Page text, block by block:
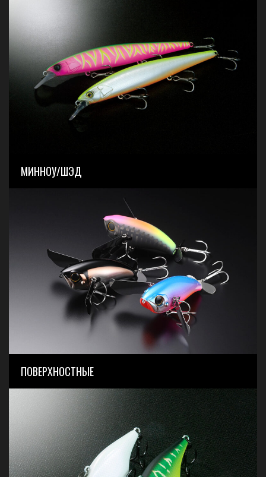
МИННОУ/ШЭД
ПОВЕРХНОСТНЫЕ